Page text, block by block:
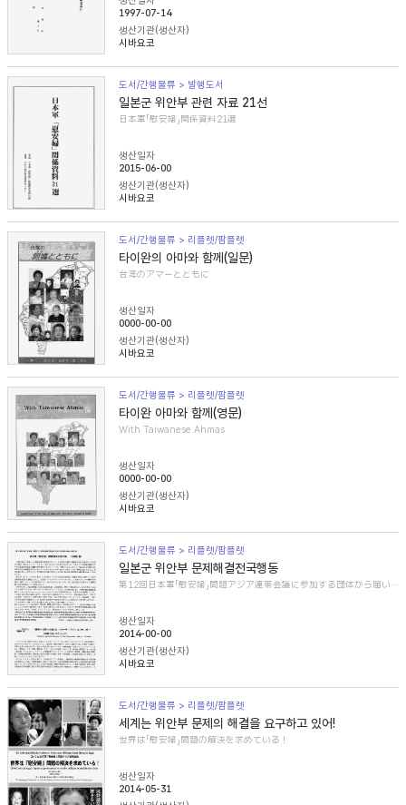
1997-07-14
생산기관(생산자)
시바요코
도서/간행물류 > 발행도서
일본군 위안부 관련 자료 21선
日本軍「慰安婦」関係資料21選
생산일자
2015-06-00
생산기관(생산자)
시바요코
도서/간행물류 > 리플렛/팜플렛
타이완의 아마와 함께(일문)
台湾のアマーとともに
생산일자
0000-00-00
생산기관(생산자)
시바요코
도서/간행물류 > 리플렛/팜플렛
타이완 아마와 함께(영문)
With Taiwanese Ahmas
생산일자
0000-00-00
생산기관(생산자)
시바요코
도서/간행물류 > 리플렛/팜플렛
일본군 위안부 문제해결전국행동
第12回日本軍「慰安婦」問題アジア連帯会議に参加する団体から届いた紹介文
생산일자
2014-00-00
생산기관(생산자)
시바요코
도서/간행물류 > 리플렛/팜플렛
세계는 위안부 문제의 해결을 요구하고 있어!
世界は「慰安婦」問題の解決を求めている！
생산일자
2014-05-31